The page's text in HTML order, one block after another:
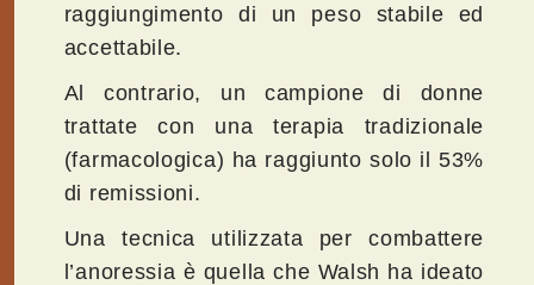
raggiungimento di un peso stabile ed
accettabile.
Al contrario, un campione di donne
trattate con una terapia tradizionale
(farmacologica) ha raggiunto solo il 53%
di remissioni.
Una tecnica utilizzata per combattere
l’anoressia è quella che Walsh ha ideato